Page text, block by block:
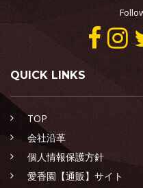
QUICK LINKS
TOP
会社沿革
個人情報保護方針
愛香園【通販】サイト